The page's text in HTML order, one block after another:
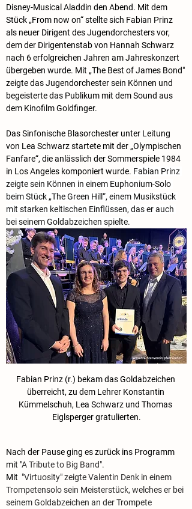
Disney-Musical Aladdin den Abend. Mit dem
Stück „From now on“ stellte sich Fabian Prinz
als neuer Dirigent des Jugendorchesters vor,
dem der Dirigentenstab von Hannah Schwarz
nach 6 erfolgreichen Jahren am Jahreskonzert
übergeben wurde. Mit „The Best of James Bond"
zeigte das Jugendorchester sein Können und
begeisterte das Publikum mit dem Sound aus
dem Kinofilm Goldfinger.
Das Sinfonische Blasorchester unter Leitung
von Lea Schwarz startete mit der „Olympischen
Fanfare“, die anlässlich der Sommerspiele 1984
in Los Angeles komponiert wurde. Fabian Prinz
zeigte sein Können in einem Euphonium-Solo
beim Stück „The Green Hill“, einem Musikstück
mit starken keltischen Einflüssen, das er auch
bei seinem Goldabzeichen spielte.
Fabian Prinz (r.) bekam das Goldabzeichen
überreicht, zu dem Lehrer Konstantin
Kümmelschuh, Lea Schwarz und Thomas
Eiglsperger gratulierten.
Nach der Pause ging es zurück ins Programm
mit "A Tribute to Big Band".
Mit "Virtuosity" zeigte Valentin Denk in einem
Trompetensolo sein Meisterstück, welches er bei
seinem Goldabzeichen an der Trompete